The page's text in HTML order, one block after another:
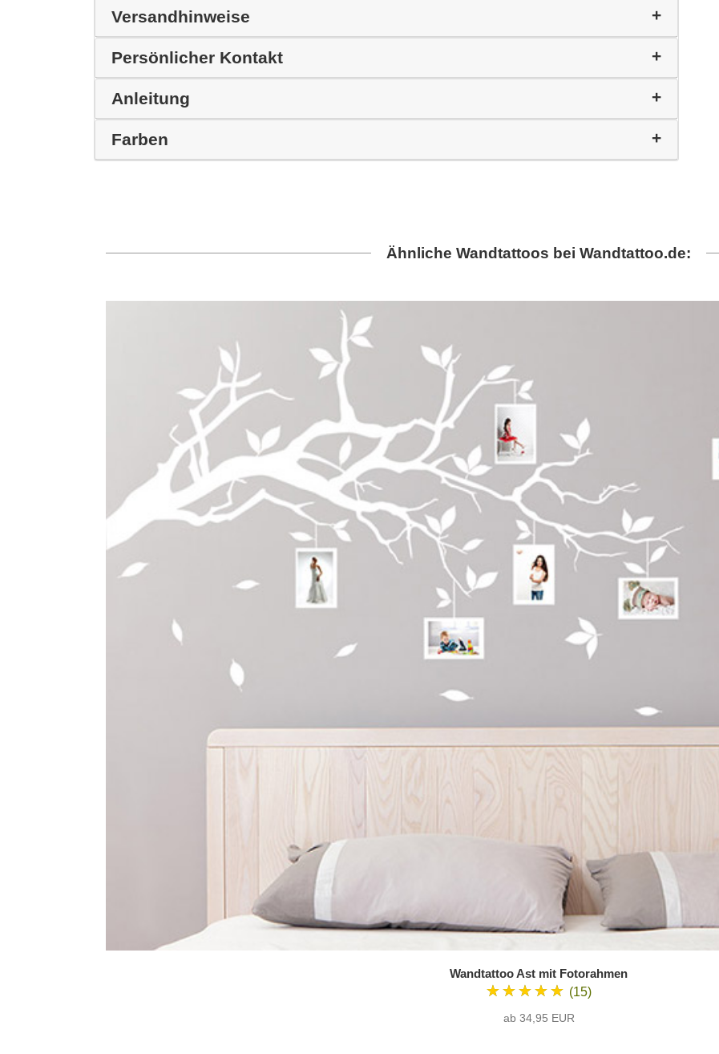
Versandhinweise
Persönlicher Kontakt
Anleitung
Farben
Ähnliche Wandtattoos bei Wandtattoo.de:
Wandtattoo Ast mit Fotorahmen
★★★★★ (15)
ab 34,95 EUR